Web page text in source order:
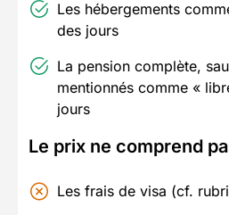
Les hébergements
des jours
La pension complète,
mentionnés comme «
jours
Le prix ne comprend
Les frais de visa (cf.